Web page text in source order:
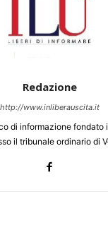
Redazione
http://www.inliberauscita.it
di informazione fondato
il tribunale ordinario di